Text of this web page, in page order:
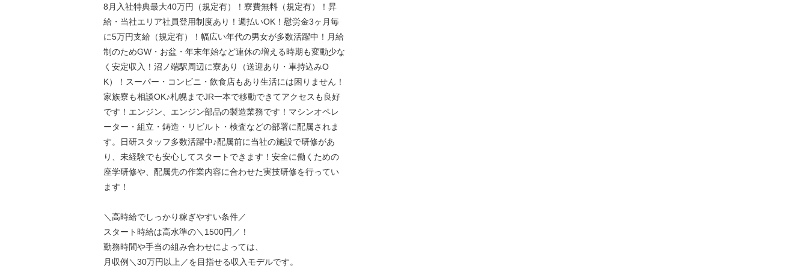
8月入社特典最大40万円（規定有）！寮費無料（規定有）！昇
給・当社エリア社員登用制度あり！週払いOK！慰労金3ヶ月毎
に5万円支給（規定有）！幅広い年代の男女が多数活躍中！月給
制のためGW・お盆・年末年始など連休の増える時期も変動少な
く安定収入！沼ノ端駅周辺に寮あり（送迎あり・車持込みO
K）！スーパー・コンビニ・飲食店もあり生活には困りません！
家族寮も相談OK♪札幌までJR一本で移動できてアクセスも良好
です！エンジン、エンジン部品の製造業務です！マシンオペレ
ーター・組立・鋳造・リビルト・検査などの部署に配属されま
す。日研スタッフ多数活躍中♪配属前に当社の施設で研修があ
り、未経験でも安心してスタートできます！安全に働くための
座学研修や、配属先の作業内容に合わせた実技研修を行ってい
ます！
＼高時給でしっかり稼ぎやすい条件／
スタート時給は高水準の＼1500円／！
勤務時間や手当の組み合わせによっては、
月収例＼30万円以上／を目指せる収入モデルです。